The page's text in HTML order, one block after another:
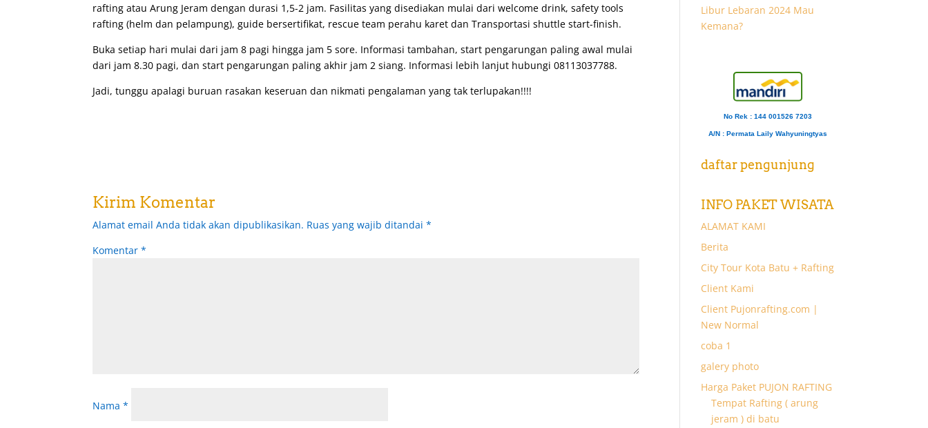
rafting atau Arung Jeram dengan durasi 1,5-2 jam. Fasilitas yang disediakan mulai dari welcome drink, safety tools
rafting (helm dan pelampung), guide bersertifikat, rescue team perahu karet dan Transportasi shuttle start-finish.
Buka setiap hari mulai dari jam 8 pagi hingga jam 5 sore. Informasi tambahan, start pengarungan paling awal mulai
dari jam 8.30 pagi, dan start pengarungan paling akhir jam 2 siang. Informasi lebih lanjut hubungi 08113037788.
Jadi, tunggu apalagi buruan rasakan keseruan dan nikmati pengalaman yang tak terlupakan!!!!
Kirim Komentar
Alamat email Anda tidak akan dipublikasikan. Ruas yang wajib ditandai*
Komentar*
Nama*
Libur Lebaran 2024 Mau
Kemana?
No Rek : 144 001526 7203
A/N : Permata Laily Wahyuningtyas
daftar pengunjung
INFO PAKET WISATA
ALAMAT KAMI
Berita
City Tour Kota Batu + Rafting
Client Kami
Client Pujonrafting.com |
New Normal
coba 1
galery photo
Harga Paket PUJON RAFTING
Tempat Rafting ( arung
jeram ) di batu